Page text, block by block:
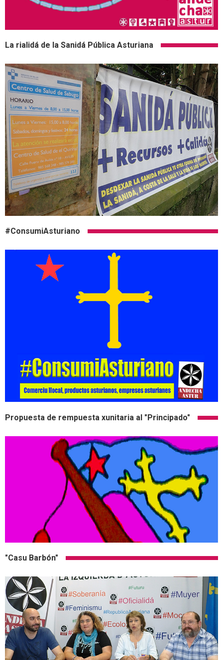
La rialidá de la Sanidá Pública Asturiana
#ConsumiAsturiano
Propuesta de rempuesta xunitaria al "Principado"
"Casu Barbón"